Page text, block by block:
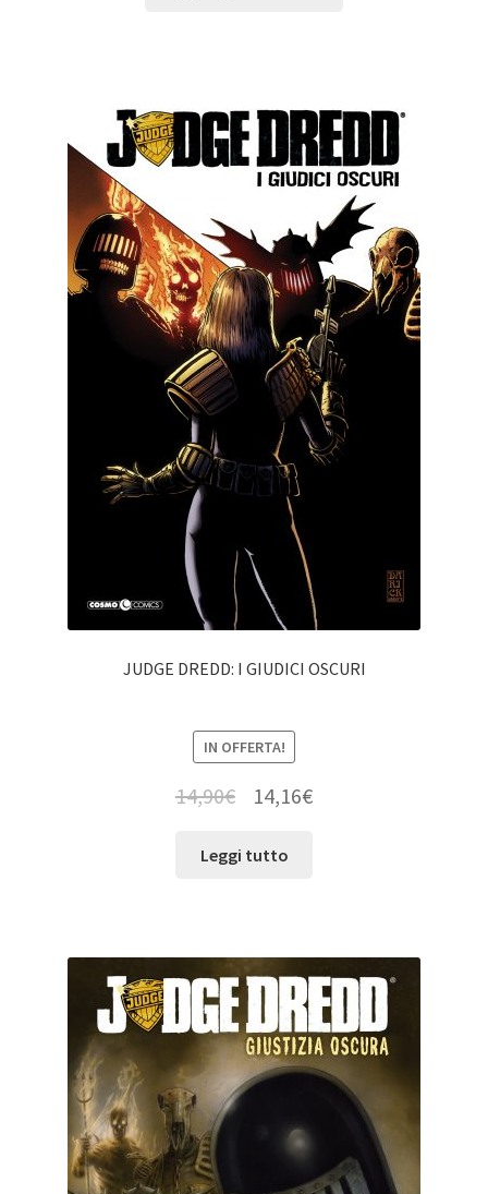
JUDGE DREDD: I GIUDICI OSCURI
IN OFFERTA!
14,90€ 14,16€
Leggi tutto